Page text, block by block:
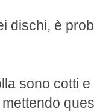
dischi, è
sono cotti